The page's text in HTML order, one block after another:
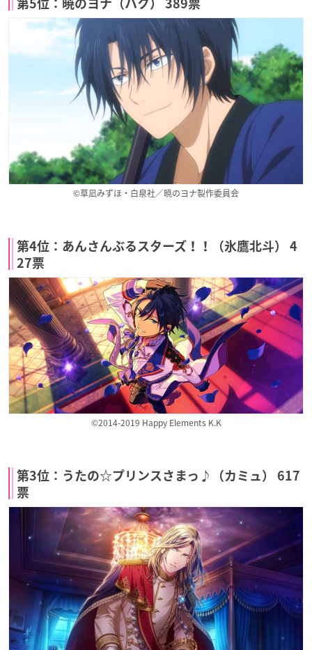
第5位：暁のヨナ（ハク） 389票
©草凪みずほ・白泉社／暁のヨナ製作委員会
第4位：あんさんぶるスターズ！！（氷鷹北斗） 4
27票
©2014-2019 Happy Elements K.K
第3位：うたの☆プリンスさまっ♪（カミュ） 617
票